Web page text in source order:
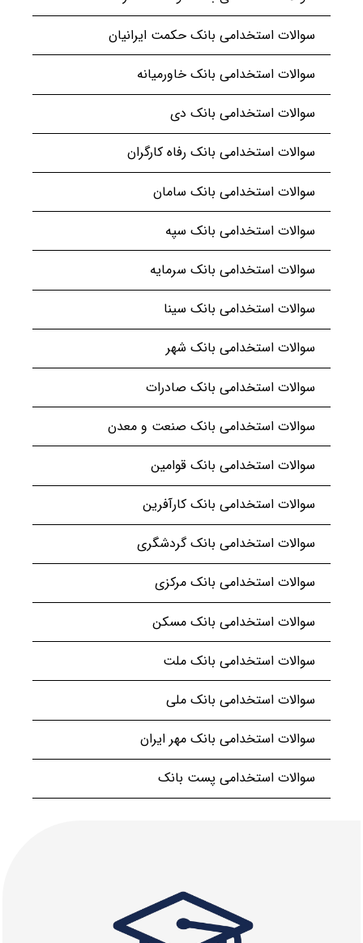
سوالات استخدامی بانک حکمت ایرانیان
سوالات استخدامی بانک خاورمیانه
سوالات استخدامی بانک دی
سوالات استخدامی بانک رفاه کارگران
سوالات استخدامی بانک سامان
سوالات استخدامی بانک سپه
سوالات استخدامی بانک سرمایه
سوالات استخدامی بانک سینا
سوالات استخدامی بانک شهر
سوالات استخدامی بانک صادرات
سوالات استخدامی بانک صنعت و معدن
سوالات استخدامی بانک قوامین
سوالات استخدامی بانک کارآفرین
سوالات استخدامی بانک گردشگری
سوالات استخدامی بانک مرکزی
سوالات استخدامی بانک مسکن
سوالات استخدامی بانک ملت
سوالات استخدامی بانک ملی
سوالات استخدامی بانک مهر ایران
سوالات استخدامی پست بانک